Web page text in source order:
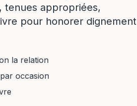
tenues appropriées,
pour honorer dignement
la relation
occasion